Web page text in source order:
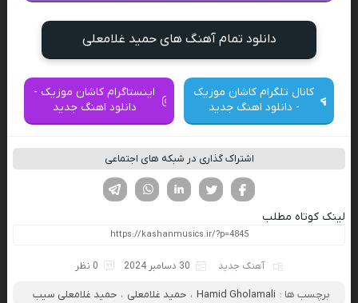
دانلود تمام آهنگ های حمید غلامعلی
کانال تلگرام کاشان موزیک
- دانلود اهنگ جدید
اینستاگرام کاشان موزیک -
دانلود اهنگ جدید
اشتراک گذاری در شبکه های اجتماعی
لینکدین تویتر
فیسوک
لینک کوتاه مطلب
آهنگ جدید 30 دسامبر 2024 0 نظر
برچسب ها : Hamid Gholamali ، حمید غلامعلی ، حمید غلامعلی سیب